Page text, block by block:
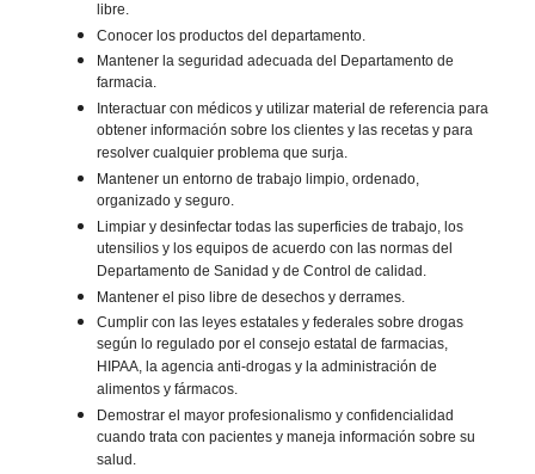
libre.
Conocer los productos del departamento.
Mantener la seguridad adecuada del Departamento de
farmacia.
Interactuar con médicos y utilizar material de referencia para
obtener información sobre los clientes y las recetas y para
resolver cualquier problema que surja.
Mantener un entorno de trabajo limpio, ordenado,
organizado y seguro.
Limpiar y desinfectar todas las superficies de trabajo, los
utensilios y los equipos de acuerdo con las normas del
Departamento de Sanidad y de Control de calidad.
Mantener el piso libre de desechos y derrames.
Cumplir con las leyes estatales y federales sobre drogas
según lo regulado por el consejo estatal de farmacias,
HIPAA, la agencia anti-drogas y la administración de
alimentos y fármacos.
Demostrar el mayor profesionalismo y confidencialidad
cuando trata con pacientes y maneja información sobre su
salud.